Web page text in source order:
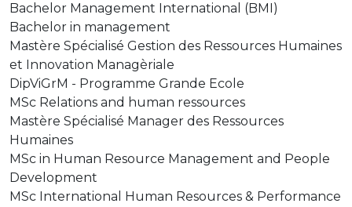
Bachelor Management International (BMI)
Bachelor in management
Mastère Spécialisé Gestion des Ressources Humaines
et Innovation Managèriale
DipViGrM - Programme Grande Ecole
MSc Relations and human ressources
Mastère Spécialisé Manager des Ressources
Humaines
MSc in Human Resource Management and People
Development
MSc International Human Resources & Performance